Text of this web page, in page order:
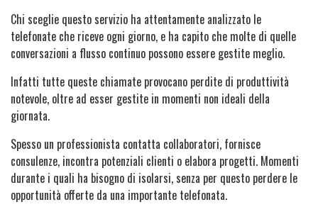
Chi sceglie questo servizio ha attentamente analizzato le
telefonate che riceve ogni giorno, e ha capito che molte di quelle
conversazioni a flusso continuo possono essere gestite meglio.
Infatti tutte queste chiamate provocano perdite di produttività
notevole, oltre ad esser gestite in momenti non ideali della
giornata.
Spesso un professionista contatta collaboratori, fornisce
consulenze, incontra potenziali clienti o elabora progetti. Momenti
durante i quali ha bisogno di isolarsi, senza per questo perdere le
opportunità offerte da una importante telefonata.